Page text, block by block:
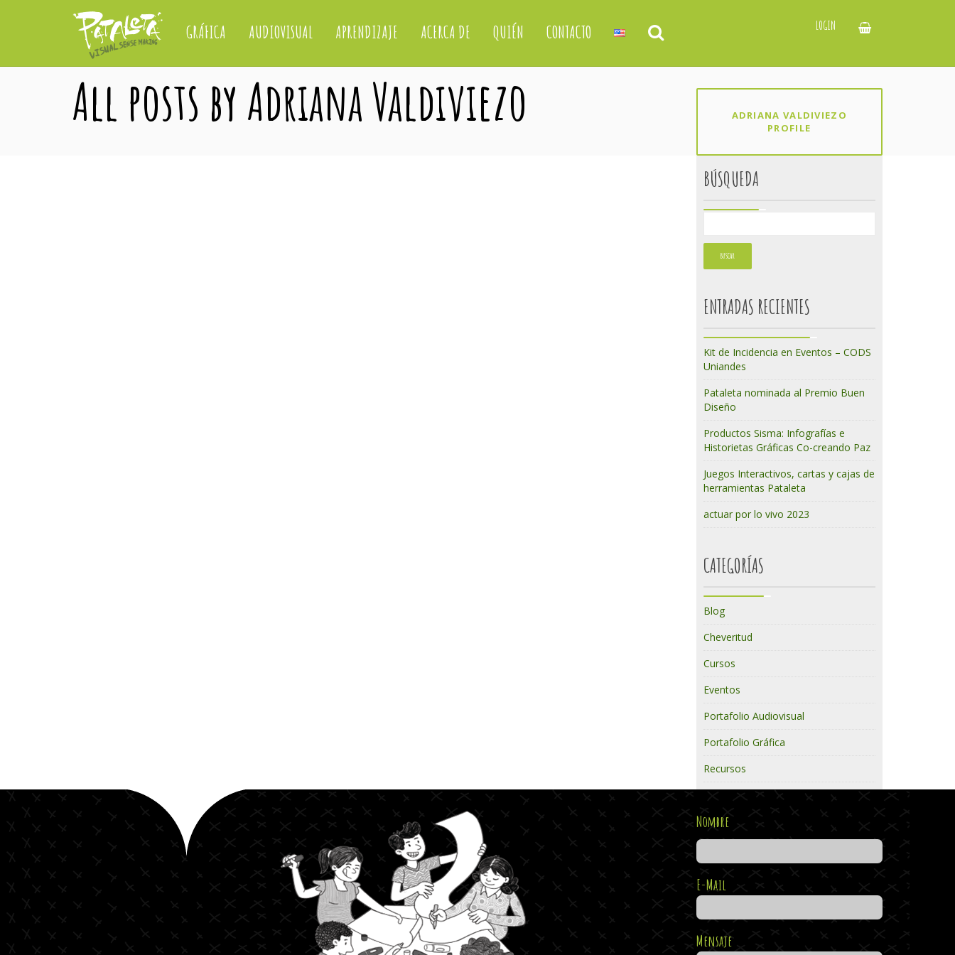
GRÁFICA AUDIOVISUAL APRENDIZAJE ACERCA DE QUIÉN CONTACTO LOGIN
All posts by Adriana Valdiviezo
ADRIANA VALDIVIEZO
PROFILE
BÚSQUEDA
ENTRADAS RECIENTES
Kit de Incidencia en Eventos – CODS
Uniandes
Pataleta nominada al Premio Buen
Diseño
Productos Sisma: Infografías e
Historietas Gráficas Co-creando Paz
Juegos Interactivos, cartas y cajas de
herramientas Pataleta
actuar por lo vivo 2023
CATEGORÍAS
Blog
Cheveritud
Cursos
Eventos
Portafolio Audiovisual
Portafolio Gráfica
Recursos
Nombre
E-Mail
Mensaje